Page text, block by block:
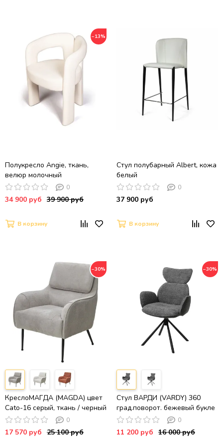
−13%
Полукресло Angie, ткань,
велюр молочный
0
34 900 руб 39 900 руб
В корзину
Стул полубарный Albert, кожа
белый
0
37 900 руб
В корзину
−30%
КреслоМАГДА (MAGDA) цвет
Cato-16 серый, ткань / черный
каркас, ®DISAUR 0
17 570 руб 25 100 руб
−30%
Стул ВАРДИ (VARDY) 360
град.поворот. бежевый букле
XD841-06 / Серый, ®DISAUR
0
11 200 руб 16 000 руб